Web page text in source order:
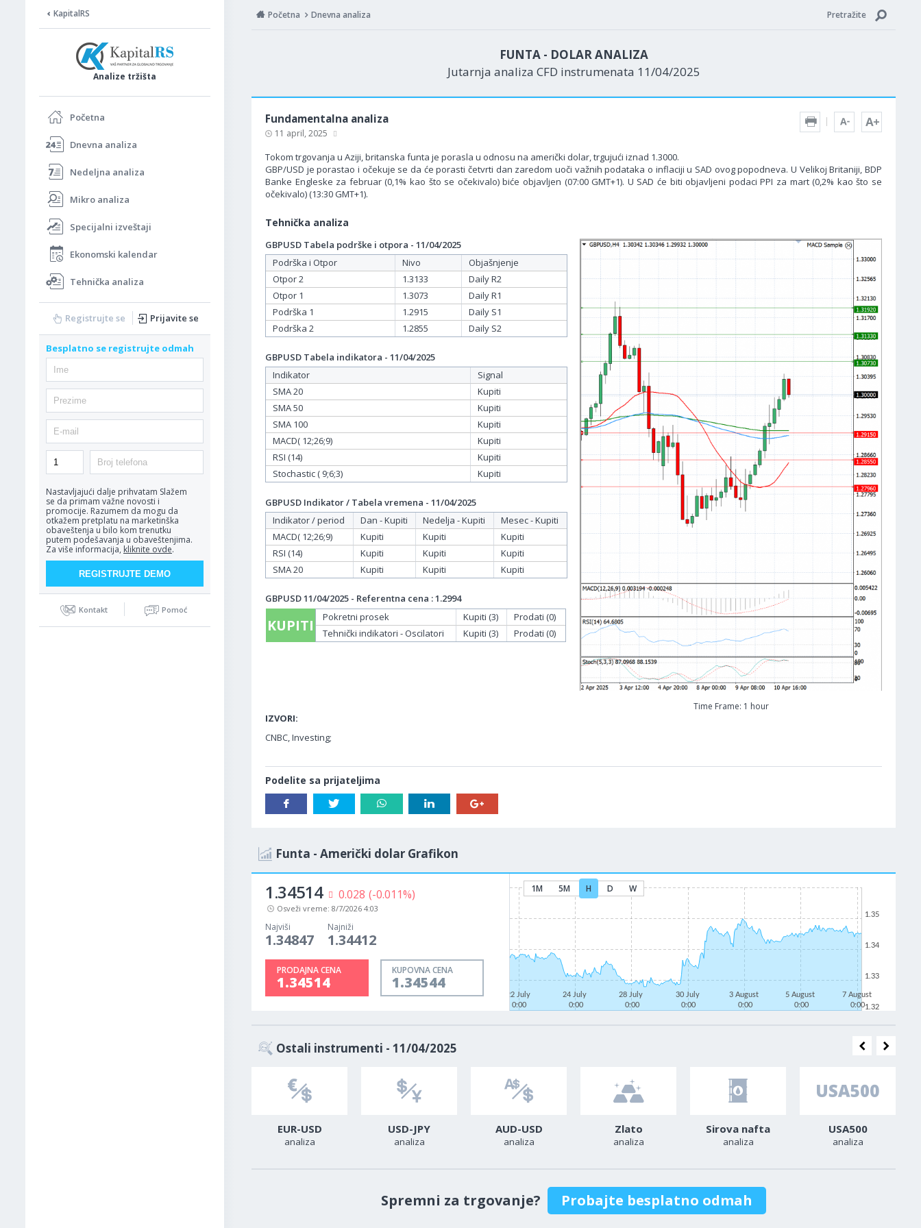
KapitalRS
Analize tržišta
Početna
Dnevna analiza
Nedeljna analiza
Mikro analiza
Specijalni izveštaji
Ekonomski kalendar
Tehnička analiza
Registrujte se Prijavite se
Besplatno se registrujte odmah
Nastavljajući dalje prihvatam Slažem
se da primam važne novosti i
promocije. Razumem da mogu da
otkažem pretplatu na marketinška
obaveštenja u bilo kom trenutku
putem podešavanja u obaveštenjima.
Za više informacija, kliknite ovde.
Kontakt Pomoć
Početna Dnevna analiza Pretražite
FUNTA - DOLAR ANALIZA
Jutarnja analiza CFD instrumenata 11/04/2025
Fundamentalna analiza
11 april, 2025
Tokom trgovanja u Aziji, britanska funta je porasla u odnosu na američki dolar, trgujući iznad 1.3000.
GBP/USD je porastao i očekuje se da će porasti četvrti dan zaredom uoči važnih podataka o inflaciji u SAD ovog popodneva. U Velikoj Britaniji, BDP
Banke Engleske za februar (0,1% kao što se očekivalo) biće objavljen (07:00 GMT+1). U SAD će biti objavljeni podaci PPI za mart (0,2% kao što se
očekivalo) (13:30 GMT+1).
Tehnička analiza
Time Frame: 1 hour
GBPUSD Tabela podrške i otpora - 11/04/2025
Podrška i Otpor
Nivo
Objašnjenje
Otpor 2
1.3133
Daily R2
Otpor 1
1.3073
Daily R1
Podrška 1
1.2915
Daily S1
Podrška 2
1.2855 Daily S2
GBPUSD Tabela indikatora - 11/04/2025
Indikator
Signal
SMA 20
Kupiti
SMA 50
Kupiti
SMA 100
Kupiti
MACD( 12;26;9)
Kupiti
RSI (14)
Kupiti
Stochastic ( 9;6;3)
Kupiti
GBPUSD Indikator / Tabela vremena - 11/04/2025
Indikator / period
Dan - Kupiti Nedelja - Kupiti
Mesec - Kupiti
MACD( 12;26;9)
Kupiti Kupiti
Kupiti
RSI (14)
Kupiti Kupiti
Kupiti
SMA 20
Kupiti Kupiti Kupiti
GBPUSD 11/04/2025 - Referentna cena : 1.2994
KUPITI Pokretni prosek Kupiti (3)
Prodati (0)
Tehnički indikatori - Oscilatori
Kupiti (3) Prodati (0)
IZVORI:
CNBC, Investing;
Podelite sa prijateljima
Funta - Američki dolar Grafikon
1.34514 0.028 (-0.011%)
Osveži vreme: 8/7/2026 4:03
Najviši
1.34847
Najniži
1.34412
PRODAJNA CENA
1.34514
KUPOVNA CENA
1.34544
1M 5M H D W
22 July
0:00
24 July
0:00
28 July
0:00
30 July
0:00
3 August
0:00
5 August
0:00
7 August
0:001.32
1.33
1.34
1.35
Ostali instrumenti - 11/04/2025
EUR-USD
analiza
USD-JPY
analiza
AUD-USD
analiza
Zlato
analiza
Sirova nafta
analiza
USA500
analiza
Spremni za trgovanje? Probajte besplatno odmah